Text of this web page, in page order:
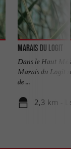
Marais du Logit
Dans le Haut
Marais du Logit
de ...
2,3 km -